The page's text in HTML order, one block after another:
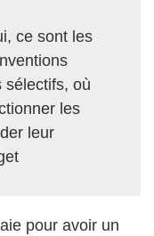
ce sont les
sélectifs, où
les
leur
pour avoir un